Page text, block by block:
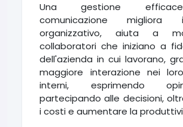
Una gestione
comunicazione
organizzativo, aiuta a
collaboratori che iniziano a
dell'azienda in cui lavorano,
maggiore interazione nei
interni, esprimendo
partecipando alle decisioni,
i costi e aumentare la